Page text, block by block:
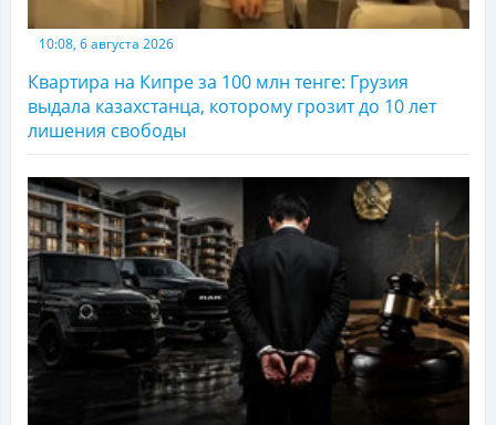
10:08, 6 августа 2026
Квартира на Кипре за 100 млн тенге: Грузия
выдала казахстанца, которому грозит до 10 лет
лишения свободы